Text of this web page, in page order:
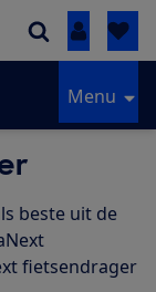
Inloggen
Menu
beste uit de
fietsendrager